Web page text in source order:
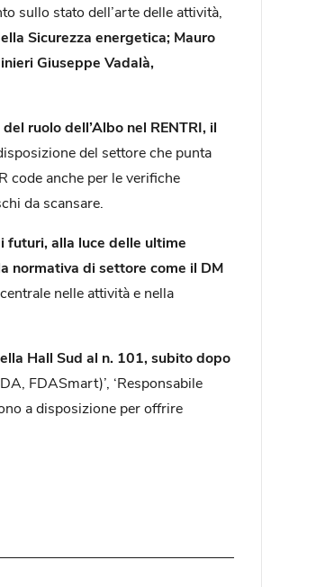
sullo stato dell’arte delle attività,
Sicurezza energetica; Mauro
Giuseppe Vadalà,
ruolo dell’Albo nel RENTRI, il
del settore che punta
code anche per le verifiche
da scansare.
futuri, alla luce delle ultime
normativa di settore come il DM
nelle attività e nella
Hall Sud al n. 101, subito dopo
FDASmart)’, ‘Responsabile
a disposizione per offrire